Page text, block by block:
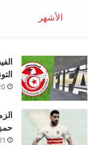
الأشهر
20
21